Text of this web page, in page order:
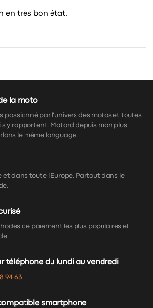
en très bon état.
la moto
passionné par l'univers des motos et toutes
s'y rapportent. Motard depuis mon plus
le même language.
et dans toute l'Europe. Partout dans le
de paiement les plus populaires et
téléphone du lundi au vendredi
94 63
smartphone